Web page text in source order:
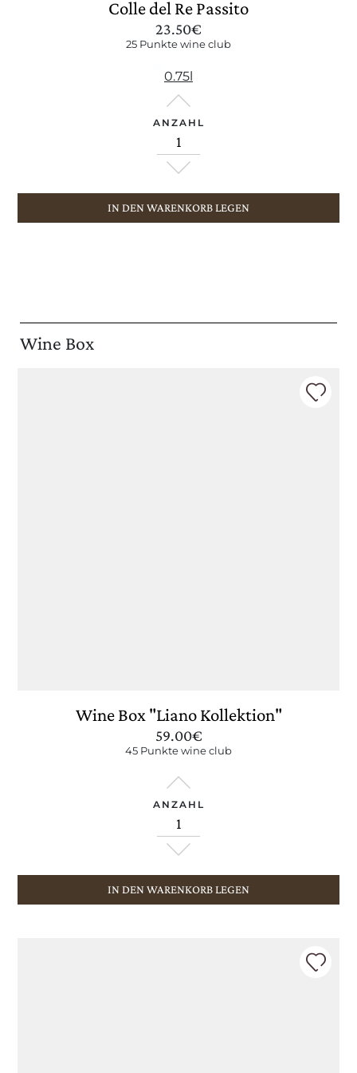
Colle del Re Passito
23.50€
25 Punkte wine club
0.75l
ANZAHL
IN DEN WARENKORB LEGEN
Wine Box
Wine Box "Liano Kollektion"
59.00€
45 Punkte wine club
ANZAHL
IN DEN WARENKORB LEGEN